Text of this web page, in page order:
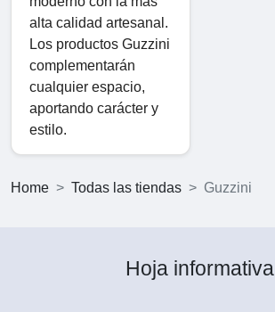
alta calidad artesanal.
Los productos Guzzini
complementarán
cualquier espacio,
aportando carácter y
estilo.
Home Todas las tiendas Guzzini
Hoja informativa